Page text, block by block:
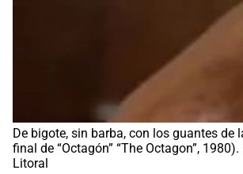
De bigote, sin barba, con los guantes de
final de “Octagón” “The Octagon”,
Litoral